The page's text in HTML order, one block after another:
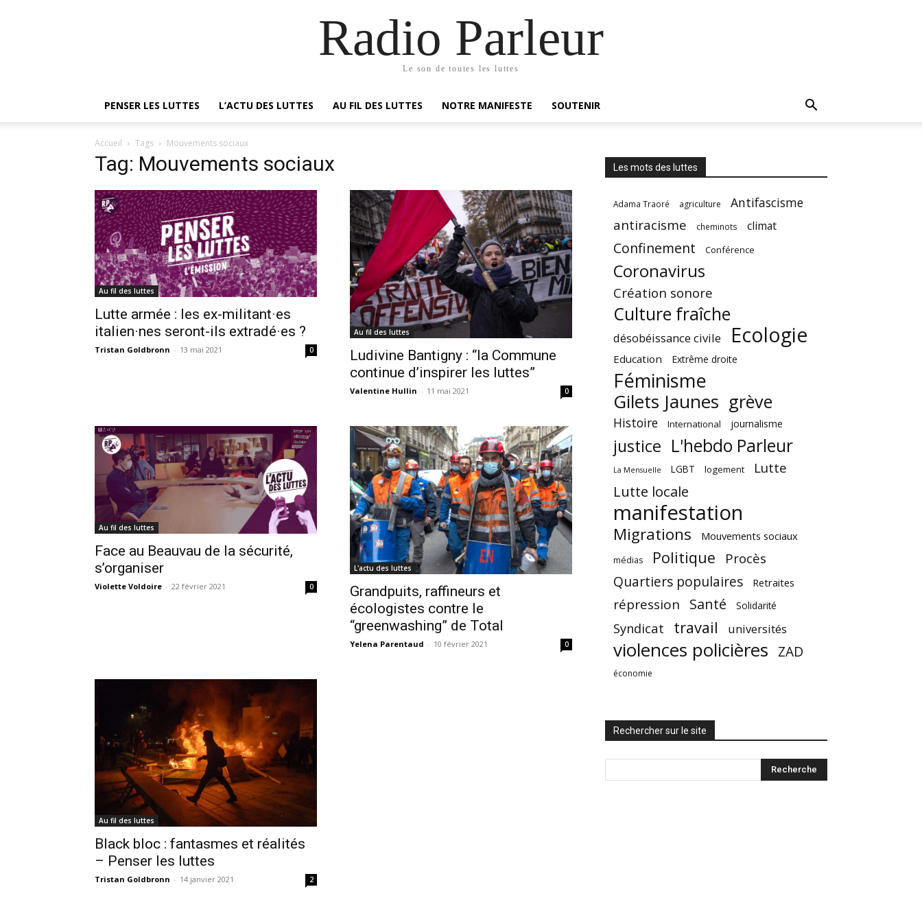
Radio Parleur
Le son de toutes les luttes
PENSER LES LUTTES L’ACTU DES LUTTES AU FIL DES LUTTES NOTRE MANIFESTE SOUTENIR
Accueil Tags Mouvements sociaux
Tag: Mouvements sociaux
Au fil des luttes
Lutte armée : les ex-militant·es
italien·nes seront-ils extradé·es ?
Tristan Goldbronn - 13 mai 2021 0
Au fil des luttes
Ludivine Bantigny : “la Commune
continue d’inspirer les luttes”
Valentine Hullin - 11 mai 2021 0
Au fil des luttes
Face au Beauvau de la sécurité,
s’organiser
Violette Voldoire - 22 février 2021 0
L'actu des luttes
Grandpuits, raffineurs et
écologistes contre le
“greenwashing” de Total
Yelena Parentaud - 10 février 2021 0
Au fil des luttes
Black bloc : fantasmes et réalités
– Penser les luttes
Tristan Goldbronn - 14 janvier 2021 2
Les mots des luttes
Adama Traoré agriculture Antifascisme
antiracisme cheminots climat
Confinement Conférence
Coronavirus
Création sonore
Culture fraîche
désobéissance civile Ecologie
Education Extrême droite
Féminisme
Gilets Jaunes grève
Histoire International journalisme
justice L'hebdo Parleur
La Mensuelle LGBT logement Lutte
Lutte locale
manifestation
Migrations Mouvements sociaux
médias Politique Procès
Quartiers populaires Retraites
répression Santé Solidarité
Syndicat travail universités
violences policières ZAD
économie
Rechercher sur le site